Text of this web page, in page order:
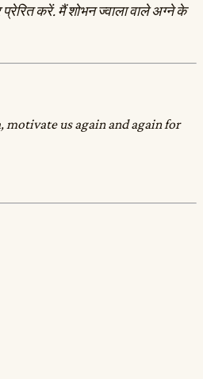
प्रेरित करें. मैं शोभन ज्वाला वाले अग्ने के
us again and again for